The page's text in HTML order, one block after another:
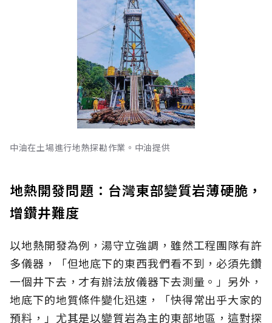
中油在土場進行地熱探勘作業。中油提供
地熱開發問題：台灣東部變質岩薄硬脆，
增鑽井難度
以地熱開發為例，湯守立強調，雖然工程團隊有許
多儀器，「但地底下的東西我們看不到，必須先鑽
一個井下去，才有辦法放儀器下去測量。」另外，
地底下的地質條件變化迅速，「快得常出乎大家的
預料，」尤其是以變質岩為主的東部地區，這對探